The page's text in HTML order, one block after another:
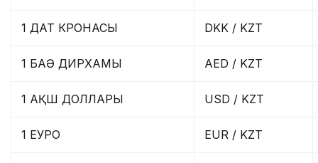
1 ДАТ КРОНАСЫ DKK / KZT
1 БАӘ ДИРХАМЫ AED / KZT
1 АҚШ ДОЛЛАРЫ USD / KZT
1 ЕУРО EUR / KZT